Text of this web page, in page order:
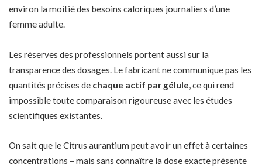
environ la moitié des besoins caloriques journaliers d’une
femme adulte.
Les réserves des professionnels portent aussi sur la
transparence des dosages. Le fabricant ne communique pas les
quantités précises de chaque actif par gélule, ce qui rend
impossible toute comparaison rigoureuse avec les études
scientifiques existantes.
On sait que le Citrus aurantium peut avoir un effet à certaines
concentrations – mais sans connaître la dose exacte présente